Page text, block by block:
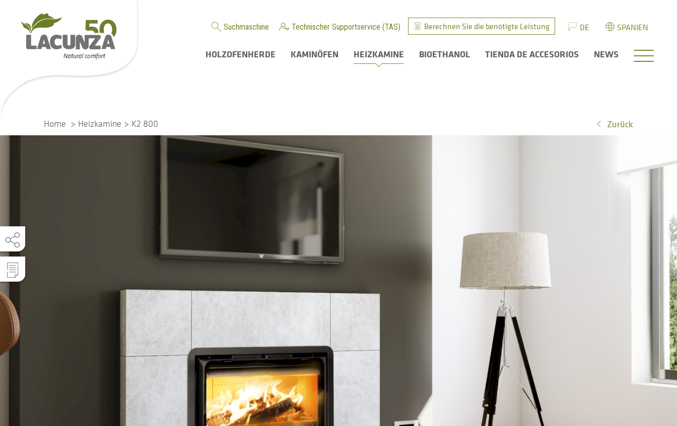
Suchmaschine Technischer Supportservice (TAS) Berechnen Sie die benötigte Leistung DE SPANIEN
HOLZOFENHERDE KAMINÖFEN HEIZKAMINE BIOETHANOL TIENDA DE ACCESORIOS NEWS
Home Heizkamine K2 800 Zurück